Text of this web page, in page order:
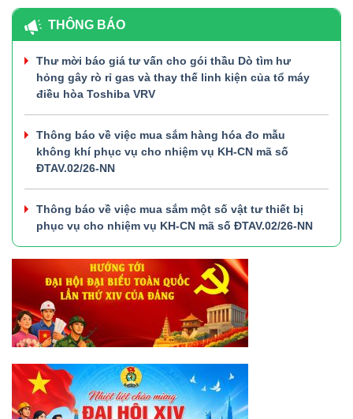
THÔNG BÁO
Thư mời báo giá tư vấn cho gói thầu Dò tìm hư
hỏng gây rò rỉ gas và thay thế linh kiện của tổ máy
điều hòa Toshiba VRV
Thông báo về việc mua sắm hàng hóa đo mẫu
không khí phục vụ cho nhiệm vụ KH-CN mã số
ĐTAV.02/26-NN
Thông báo về việc mua sắm một số vật tư thiết bị
phục vụ cho nhiệm vụ KH-CN mã số ĐTAV.02/26-NN